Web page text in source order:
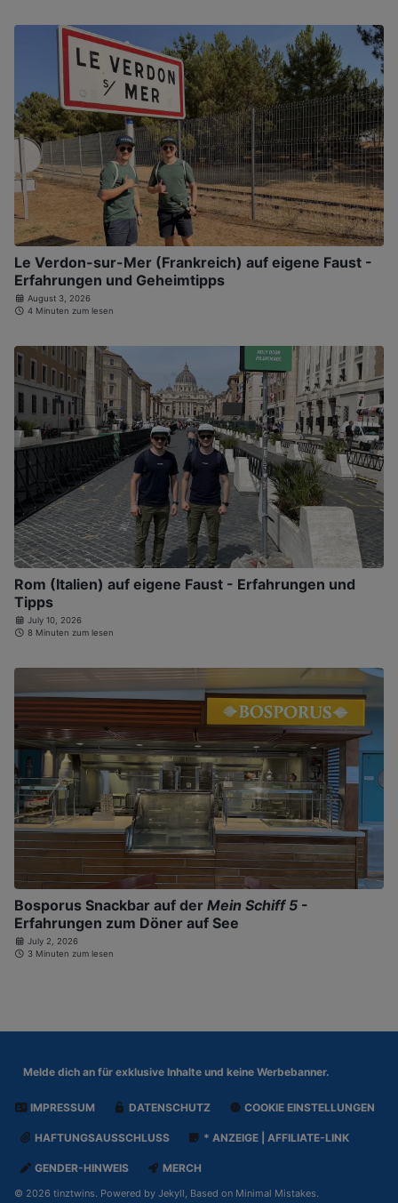
Le Verdon-sur-Mer (Frankreich) auf eigene Faust -
Erfahrungen und Geheimtipps
August 3, 2026
4 Minuten zum lesen
Rom (Italien) auf eigene Faust - Erfahrungen und
Tipps
July 10, 2026
8 Minuten zum lesen
Bosporus Snackbar auf der Mein Schiff 5 -
Erfahrungen zum Döner auf See
July 2, 2026
3 Minuten zum lesen
Melde dich an für exklusive Inhalte und keine Werbebanner.
IMPRESSUM DATENSCHUTZ COOKIE EINSTELLUNGEN
HAFTUNGSAUSSCHLUSS * ANZEIGE | AFFILIATE-LINK
GENDER-HINWEIS MERCH
© 2026 tinztwins. Powered by Jekyll, Based on Minimal Mistakes.